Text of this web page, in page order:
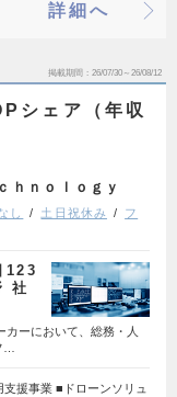
詳細へ
掲載期間 26/07/30～26/08/12
シェア（年収
ｎｏｌｏｇｙ
し 土日祝休み
フ
123
社
カーにおいて、総務・人
…
援事業 ■ドローンソリュ